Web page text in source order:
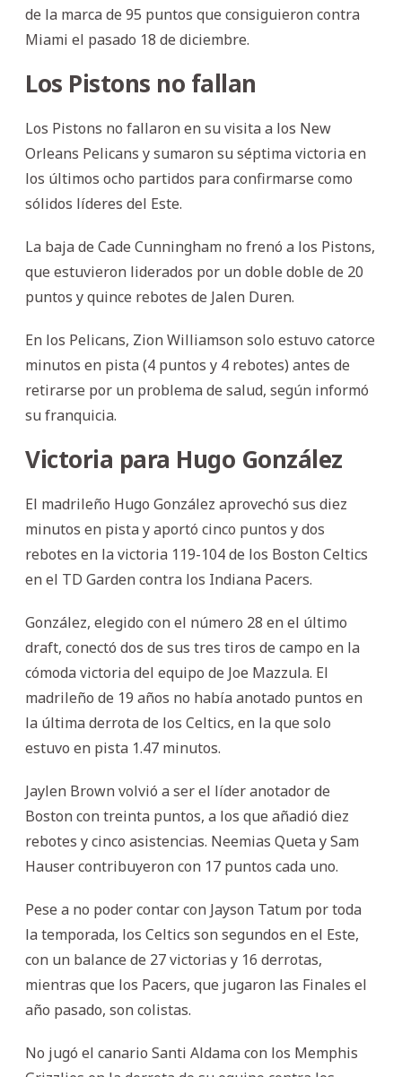
de la marca de 95 puntos que consiguieron contra
Miami el pasado 18 de diciembre.
Los Pistons no fallan
Los Pistons no fallaron en su visita a los New
Orleans Pelicans y sumaron su séptima victoria en
los últimos ocho partidos para confirmarse como
sólidos líderes del Este.
La baja de Cade Cunningham no frenó a los Pistons,
que estuvieron liderados por un doble doble de 20
puntos y quince rebotes de Jalen Duren.
En los Pelicans, Zion Williamson solo estuvo catorce
minutos en pista (4 puntos y 4 rebotes) antes de
retirarse por un problema de salud, según informó
su franquicia.
Victoria para Hugo González
El madrileño Hugo González aprovechó sus diez
minutos en pista y aportó cinco puntos y dos
rebotes en la victoria 119-104 de los Boston Celtics
en el TD Garden contra los Indiana Pacers.
González, elegido con el número 28 en el último
draft, conectó dos de sus tres tiros de campo en la
cómoda victoria del equipo de Joe Mazzula. El
madrileño de 19 años no había anotado puntos en
la última derrota de los Celtics, en la que solo
estuvo en pista 1.47 minutos.
Jaylen Brown volvió a ser el líder anotador de
Boston con treinta puntos, a los que añadió diez
rebotes y cinco asistencias. Neemias Queta y Sam
Hauser contribuyeron con 17 puntos cada uno.
Pese a no poder contar con Jayson Tatum por toda
la temporada, los Celtics son segundos en el Este,
con un balance de 27 victorias y 16 derrotas,
mientras que los Pacers, que jugaron las Finales el
año pasado, son colistas.
No jugó el canario Santi Aldama con los Memphis